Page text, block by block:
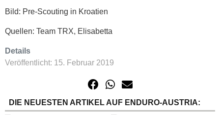
Bild: Pre-Scouting in Kroatien
Quellen: Team TRX, Elisabetta
Details
Veröffentlicht: 15. Februar 2019
DIE NEUESTEN ARTIKEL AUF ENDURO-AUSTRIA: